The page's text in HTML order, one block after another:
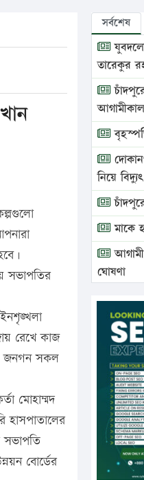
সভাপতির
রেখে কাজ
জনগন সকল
মোহাম্মদ
হাসপাতালের
সভাপতি
বোর্ডের
সর্বশেষ
তারেকুর
নিয়ে
মাকে
ঘোষণা
এবার
১৭
বাড়ানোর
১৬ মে
যাবেন